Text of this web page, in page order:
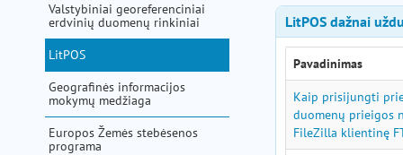
teminės sritys
metodinė informacija
Valstybiniai georeferenciniai
erdvinių duomenų rinkiniai
LitPOS
Geografinės informacijos
mokymų medžiaga
Europos Žemės stebėsenos
programa
Pavadinimas
Kaip prisijungti prie
duomenų prieigos
FileZilla klientinę